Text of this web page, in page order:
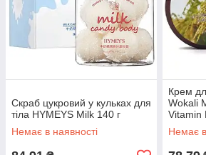
Скраб цукровий у кульках для
тіла HYMEYS Milk 140 г
Немає в наявності
Крем
Wokali
Vitamin
Немає